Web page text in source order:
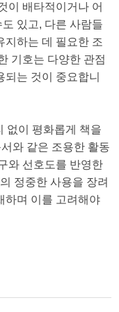
이 배타적이거나 어
있고, 다른 사람들
지하는 데 필요한 조
기호는 다양한 관점
는 것이 중요합니
없이 평화롭게 책을
와 같은 조용한 활동
와 선호도를 반영한
정중한 사용을 장려
하며 이를 고려해야